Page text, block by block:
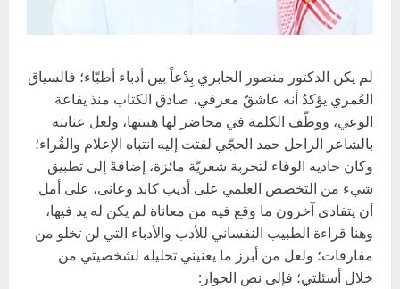
لم يكن الدكتور منصور الجابري بِدْعاً بين أدباء أطبّاء؛ فالسياق
العُمري يؤكدُ أنه عاشقٌ معرفي، صادق الكتاب منذ يفاعة
الوعي، ووظّف الكلمة في محاضر لها هيبتها، ولعل عنايته
بالشاعر الراحل حمد الحجّي لفتت إليه انتباه الإعلام والقُراء؛
وكان حاديه الوفاء لتجربة شعريّة مائزة، إضافةً إلى تطبيق
شيء من التخصص العلمي على أديب كابد وعانى، على أمل
أن يتفادى آخرون ما وقع فيه من معاناة لم يكن له يد فيها،
وهنا قراءة الطبيب النفساني للأدب والأدباء التي لن تخلو من
مفارقات؛ ولعل من أبرز ما يعنيني تحليله لشخصيتي من
خلال أسئلتي؛ فإلى نص الحوار: